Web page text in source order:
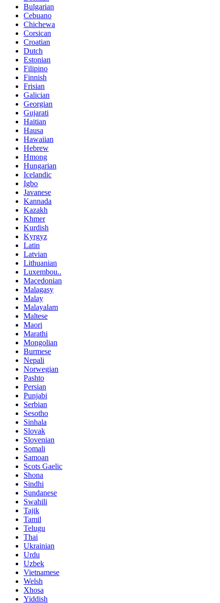
Bulgarian
Cebuano
Chichewa
Corsican
Croatian
Dutch
Estonian
Filipino
Finnish
Frisian
Galician
Georgian
Gujarati
Haitian
Hausa
Hawaiian
Hebrew
Hmong
Hungarian
Icelandic
Igbo
Javanese
Kannada
Kazakh
Khmer
Kurdish
Kyrgyz
Latin
Latvian
Lithuanian
Luxembou..
Macedonian
Malagasy
Malay
Malayalam
Maltese
Maori
Marathi
Mongolian
Burmese
Nepali
Norwegian
Pashto
Persian
Punjabi
Serbian
Sesotho
Sinhala
Slovak
Slovenian
Somali
Samoan
Scots Gaelic
Shona
Sindhi
Sundanese
Swahili
Tajik
Tamil
Telugu
Thai
Ukrainian
Urdu
Uzbek
Vietnamese
Welsh
Xhosa
Yiddish